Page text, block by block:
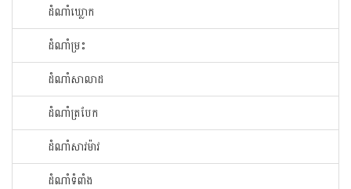
ដំណាំឃ្លោក
ដំណាំម្រះ
ដំណាំសាលាដ
ដំណាំត្របែក
ដំណាំសាវម៉ាវ
ដំណាំទំពាំង